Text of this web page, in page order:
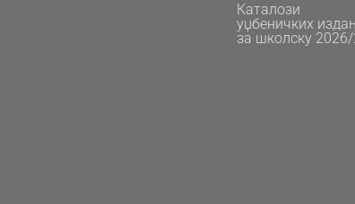
Каталози
уџбеничких
за школску